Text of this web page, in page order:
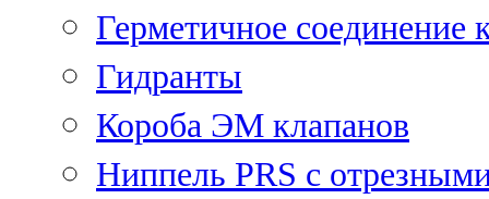
Герметичное соединение
Гидранты
Короба ЭМ клапанов
Ниппель PRS с